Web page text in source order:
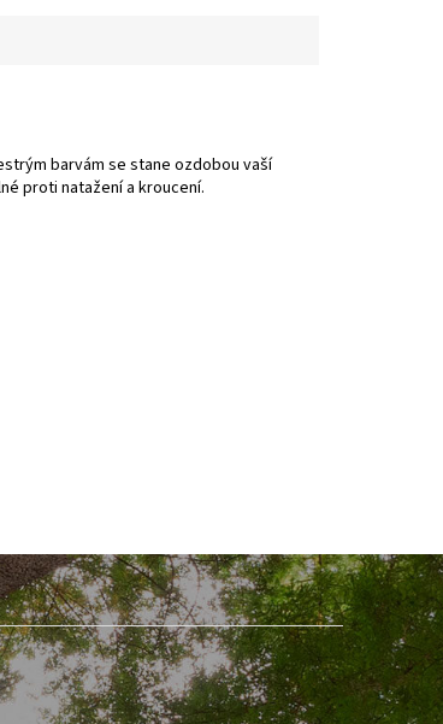
barvám se stane ozdobou vaší
proti natažení a kroucení.